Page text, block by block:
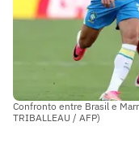
Confronto entre Brasil e
TRIBALLEAU / AFP)